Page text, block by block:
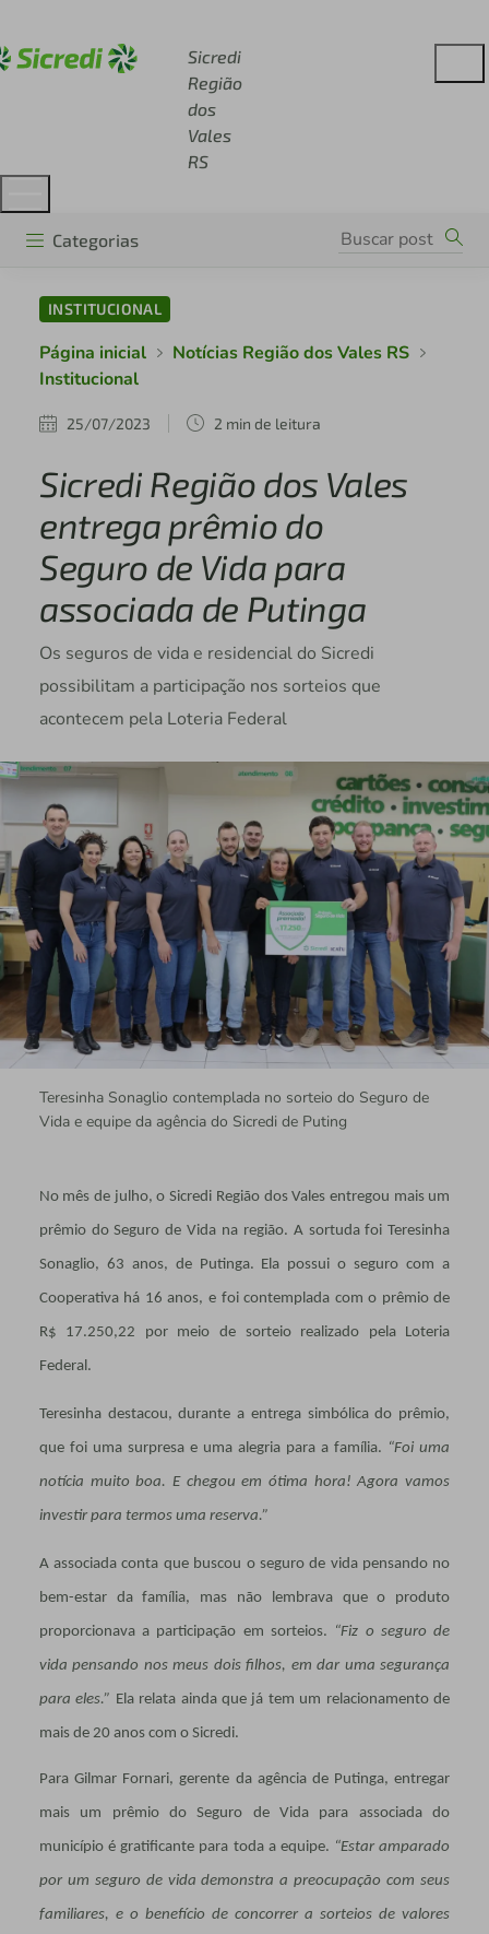
Sicredi
Região
dos
Vales
RS
Categorias
INSTITUCIONAL
Página inicial
Notícias Região dos Vales RS
Institucional
25/07/2023 2 min de leitura
Sicredi Região dos Vales
entrega prêmio do
Seguro de Vida para
associada de Putinga
Os seguros de vida e residencial do Sicredi
possibilitam a participação nos sorteios que
acontecem pela Loteria Federal
Teresinha Sonaglio contemplada no sorteio do Seguro de
Vida e equipe da agência do Sicredi de Puting
No mês de julho, o Sicredi Região dos Vales entregou mais um
prêmio do Seguro de Vida na região. A sortuda foi Teresinha
Sonaglio, 63 anos, de Putinga. Ela possui o seguro com a
Cooperativa há 16 anos, e foi contemplada com o prêmio de
R$ 17.250,22 por meio de sorteio realizado pela Loteria
Federal.
Teresinha destacou, durante a entrega simbólica do prêmio,
que foi uma surpresa e uma alegria para a família. “Foi uma
notícia muito boa. E chegou em ótima hora! Agora vamos
investir para termos uma reserva.”
A associada conta que buscou o seguro de vida pensando no
bem-estar da família, mas não lembrava que o produto
proporcionava a participação em sorteios. “Fiz o seguro de
vida pensando nos meus dois filhos, em dar uma segurança
para eles.” Ela relata ainda que já tem um relacionamento de
mais de 20 anos com o Sicredi.
Para Gilmar Fornari, gerente da agência de Putinga, entregar
mais um prêmio do Seguro de Vida para associada do
município é gratificante para toda a equipe. “Estar amparado
por um seguro de vida demonstra a preocupação com seus
familiares, e o benefício de concorrer a sorteios de valores